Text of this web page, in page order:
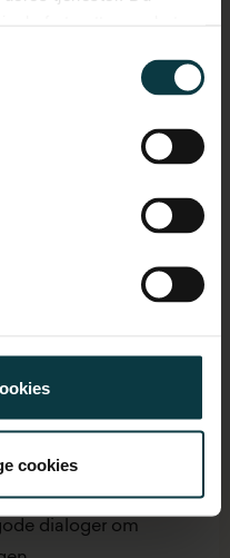
cookies
jeres organisation.
som vi ved er
anbefalinger til,
vægt på først for at
Dette med
dialoger om